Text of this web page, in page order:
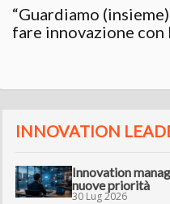
“Guardiamo
fare innovazione con
INNOVATION
Innovation
nuove priorità
30 Lug 2026